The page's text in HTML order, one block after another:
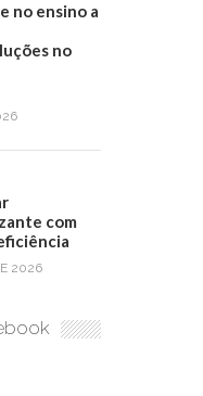
no ensino a
no
com
2026